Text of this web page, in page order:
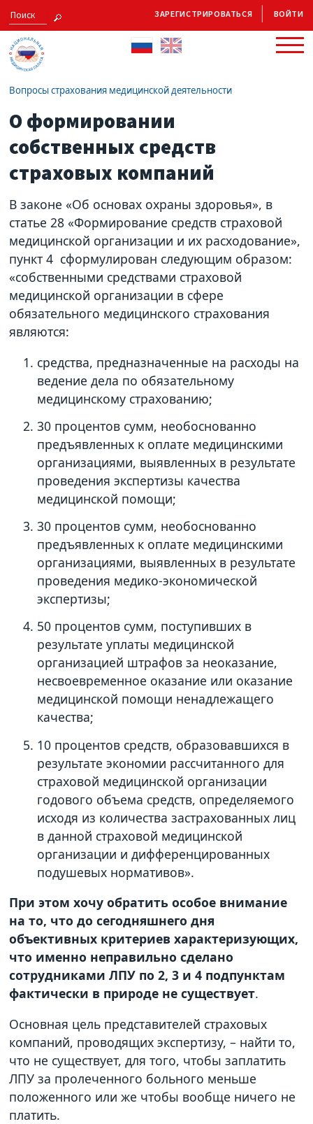
ЗАРЕГИСТРИРОВАТЬСЯ ВОЙТИ
Вопросы страхования медицинской деятельности
О формировании
собственных средств
страховых компаний
В законе «Об основах охраны здоровья», в
статье 28 «Формирование средств страховой
медицинской организации и их расходование»,
пункт 4 сформулирован следующим образом:
«собственными средствами страховой
медицинской организации в сфере
обязательного медицинского страхования
являются:
средства, предназначенные на расходы на
ведение дела по обязательному
медицинскому страхованию;
30 процентов сумм, необоснованно
предъявленных к оплате медицинскими
организациями, выявленных в результате
проведения экспертизы качества
медицинской помощи;
30 процентов сумм, необоснованно
предъявленных к оплате медицинскими
организациями, выявленных в результате
проведения медико-экономической
экспертизы;
50 процентов сумм, поступивших в
результате уплаты медицинской
организацией штрафов за неоказание,
несвоевременное оказание или оказание
медицинской помощи ненадлежащего
качества;
10 процентов средств, образовавшихся в
результате экономии рассчитанного для
страховой медицинской организации
годового объема средств, определяемого
исходя из количества застрахованных лиц
в данной страховой медицинской
организации и дифференцированных
подушевых нормативов».
При этом хочу обратить особое внимание
на то, что до сегодняшнего дня
объективных критериев характеризующих,
что именно неправильно сделано
сотрудниками ЛПУ по 2, 3 и 4 подпунктам
фактически в природе не существует.
Основная цель представителей страховых
компаний, проводящих экспертизу, – найти то,
что не существует, для того, чтобы заплатить
ЛПУ за пролеченного больного меньше
положенного или же чтобы вообще ничего не
платить.